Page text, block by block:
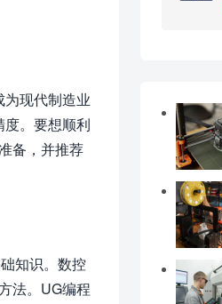
现代制造业
。要想顺利
备，并推荐
知识。数控
法。UG编程